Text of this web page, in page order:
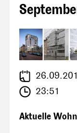
23:51
Aktuelle